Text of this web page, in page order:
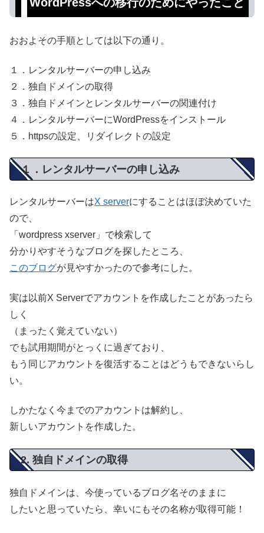
WordPressへの移行のためにやったこと
おおよその手順としては以下の通り。
１．レンタルサーバーの申し込み
２．独自ドメインの取得
３．独自ドメインとレンタルサーバーの関連付け
４．レンタルサーバーにWordPressをインストール
５．httpsの設定、リダイレクトの設定
１．レンタルサーバーの申し込み
レンタルサーバーはX serverにすることはほぼ決めていた
ので、
「wordpress xserver」で検索して
分かりやすそうなブログを探したところ、
このブログが見やすかったので参考にした。
実は以前X Serverでアカウントを作成したことがあったら
しく
（まったく覚えていない）
でも試用期間がとっくに過ぎており、
もう同じアカウントを復活することはどうもできないらし
い。
しかたなく今までのアカウントは解約し、
新しいアカウントを作成した。
2. 独自ドメインの取得
独自ドメインは、今使っているブログ名そのままに
したいと思っていたら、幸いにもその名称が取得可能！